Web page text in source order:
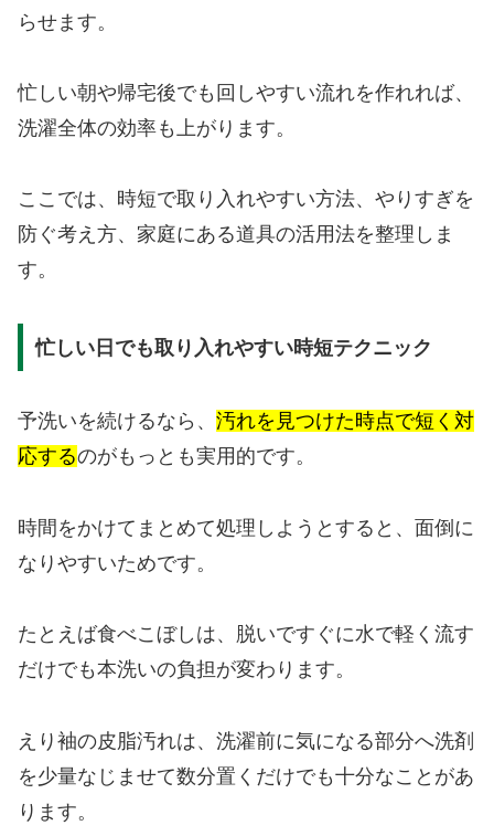
らせます。
忙しい朝や帰宅後でも回しやすい流れを作れれば、
洗濯全体の効率も上がります。
ここでは、時短で取り入れやすい方法、やりすぎを
防ぐ考え方、家庭にある道具の活用法を整理しま
す。
忙しい日でも取り入れやすい時短テクニック
予洗いを続けるなら、 汚れを見つけた時点で短く対
応するのがもっとも実用的です。
時間をかけてまとめて処理しようとすると、面倒に
なりやすいためです。
たとえば食べこぼしは、脱いですぐに水で軽く流す
だけでも本洗いの負担が変わります。
えり袖の皮脂汚れは、洗濯前に気になる部分へ洗剤
を少量なじませて数分置くだけでも十分なことがあ
ります。